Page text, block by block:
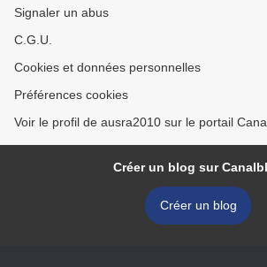
Signaler un abus
C.G.U.
Cookies et données personnelles
Préférences cookies
Voir le profil de ausra2010 sur le portail
Créer un blog sur
Créer un blog